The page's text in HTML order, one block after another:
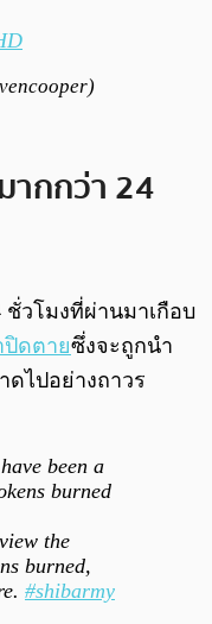
ากกว่า 24
ชั่วโมงที่ผ่านมาเกือบ
ปิดตายซึ่งจะถูกนำ
ไปอย่างถาวร
been a
burned
the
burned,
#shibarmy